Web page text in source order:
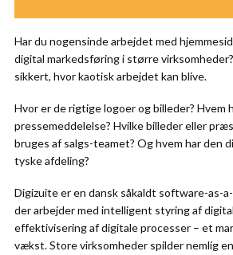
Har du nogensinde arbejdet med
digital markedsføring i større
sikkert, hvor kaotisk arbejdet kan blive.
Hvor er de rigtige logoer og billeder? Hvem
pressemeddelelse? Hvilke billeder eller
bruges af salgs-teamet? Og hvem har den
tyske afdeling?
Digizuite er en dansk såkaldt software-as-
der arbejder med intelligent styring af
effektivisering af digitale processer – et
vækst. Store virksomheder spilder nemlig